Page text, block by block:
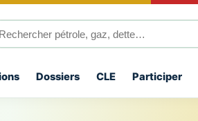
Dossiers CLE Participer